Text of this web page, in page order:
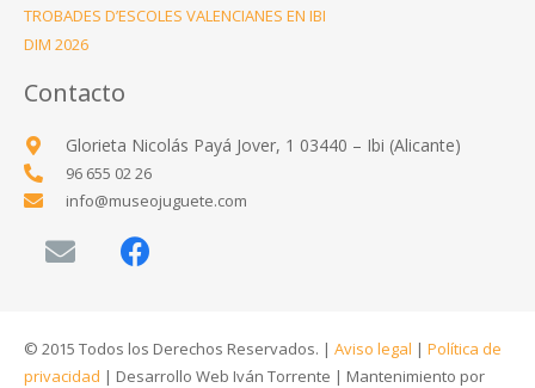
TROBADES D’ESCOLES VALENCIANES EN IBI
DIM 2026
Contacto
Glorieta Nicolás Payá Jover, 1 03440 – Ibi (Alicante)
96 655 02 26
info@museojuguete.com
© 2015 Todos los Derechos Reservados. | Aviso legal | Política de
privacidad | Desarrollo Web Iván Torrente | Mantenimiento por